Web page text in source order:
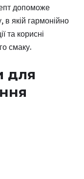
допоможе
в якій гармонійно
та корисні
смаку.
для